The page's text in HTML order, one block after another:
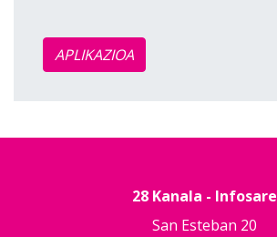
APLIKAZIOA
28 Kanala - Infosare
San Esteban 20